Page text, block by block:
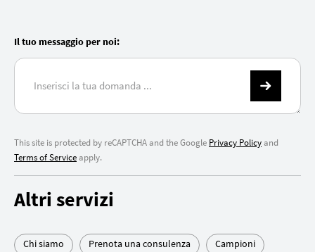
Il tuo messaggio per noi:
This site is protected by reCAPTCHA and the Google Privacy Policyand
Terms of Serviceapply.
Altri servizi
Chi siamo Prenota una consulenza Campioni